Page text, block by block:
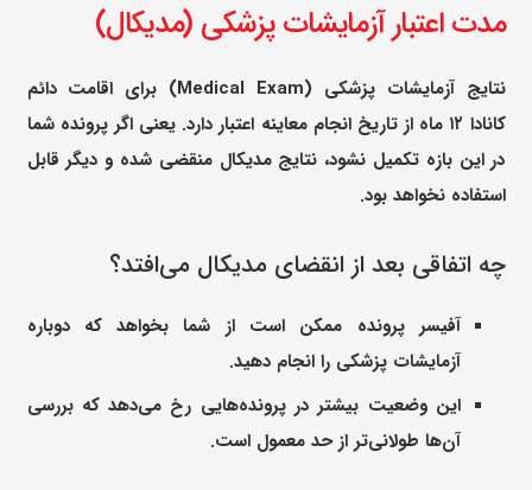
مدت اعتبار آزمایشات پزشکی (مدیکال)
نتایج آزمایشات پزشکی (Medical Exam) برای اقامت دائم
کانادا ۱۲ ماه از تاریخ انجام معاینه اعتبار دارد. یعنی اگر پرونده شما
در این بازه تکمیل نشود، نتایج مدیکال منقضی شده و دیگر قابل
استفاده نخواهد بود.
چه اتفاقی بعد از انقضای مدیکال می‌افتد؟
آفیسر پرونده ممکن است از شما بخواهد که دوباره
آزمایشات پزشکی را انجام دهید.
این وضعیت بیشتر در پرونده‌هایی رخ می‌دهد که بررسی
آن‌ها طولانی‌تر از حد معمول است.